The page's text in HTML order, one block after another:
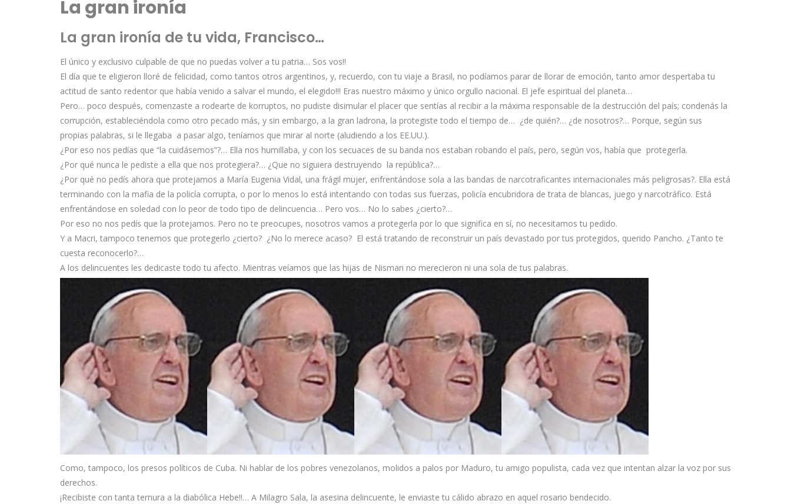
La gran ironía
La gran ironía de tu vida, Francisco…
El único y exclusivo culpable de que no puedas volver a tu patria… Sos vos!!
El día que te eligieron lloré de felicidad, como tantos otros argentinos, y, recuerdo, con tu viaje a Brasil, no podíamos parar de llorar de emoción, tanto amor despertaba tu
actitud de santo redentor que había venido a salvar el mundo, el elegido!!! Eras nuestro máximo y único orgullo nacional. El jefe espiritual del planeta…
Pero… poco después, comenzaste a rodearte de korruptos, no pudiste disimular el placer que sentías al recibir a la máxima responsable de la destrucción del país; condenás la
corrupción, estableciéndola como otro pecado más, y sin embargo, a la gran ladrona, la protegiste todo el tiempo de… ¿de quién?… ¿de nosotros?… Porque, según sus
propias palabras, si le llegaba a pasar algo, teníamos que mirar al norte (aludiendo a los EE.UU.).
¿Por eso nos pedías que “la cuidásemos”?… Ella nos humillaba, y con los secuaces de su banda nos estaban robando el país, pero, según vos, había que protegerla.
¿Por qué nunca le pediste a ella que nos protegiera?… ¿Que no siguiera destruyendo la república?…
¿Por qué no pedís ahora que protejamos a María Eugenia Vidal, una frágil mujer, enfrentándose sola a las bandas de narcotraficantes internacionales más peligrosas?. Ella está
terminando con la mafia de la policía corrupta, o por lo menos lo está intentando con todas sus fuerzas, policía encubridora de trata de blancas, juego y narcotráfico. Está
enfrentándose en soledad con lo peor de todo tipo de delincuencia… Pero vos… No lo sabes ¿cierto?…
Por eso no nos pedís que la protejamos. Pero no te preocupes, nosotros vamos a protegerla por lo que significa en sí, no necesitamos tu pedido.
Y a Macri, tampoco tenemos que protegerlo ¿cierto? ¿No lo merece acaso? El está tratando de reconstruir un país devastado por tus protegidos, querido Pancho. ¿Tanto te
cuesta reconocerlo?…
A los delincuentes les dedicaste todo tu afecto. Mientras veíamos que las hijas de Nisman no merecieron ni una sola de tus palabras.
Como, tampoco, los presos políticos de Cuba. Ni hablar de los pobres venezolanos, molidos a palos por Maduro, tu amigo populista, cada vez que intentan alzar la voz por sus
derechos.
¡Recibiste con tanta ternura a la diabólica Hebe!!… A Milagro Sala, la asesina delincuente, le enviaste tu cálido abrazo en aquel rosario bendecido.